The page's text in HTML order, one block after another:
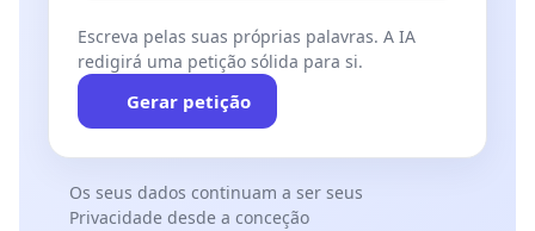
Escreva pelas suas próprias palavras. A IA
redigirá uma petição sólida para si.
Gerar petição
Os seus dados continuam a ser seus
Privacidade desde a conceção